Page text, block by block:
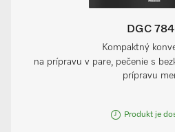
DGC
Kompaktný
na prípravu v pare, pečenie s
prípravu
Produkt je